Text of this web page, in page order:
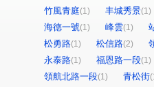
竹風青庭(1) 丰城秀景(1)
海德一號(1) 峰雲(1)
松勇路(1) 松信路(2)
永泰路(1) 福恩路一段(1)
領航北路一段(1) 青松街